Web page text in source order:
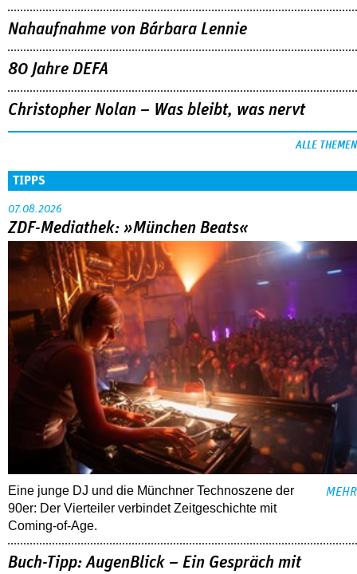
Nahaufnahme von Bárbara Lennie
80 Jahre DEFA
Christopher Nolan – Was bleibt, was nervt
ALLE THEMEN
TIPPS
07.08.2026
ZDF-Mediathek: »München Beats«
Eine junge DJ und die Münchner Technoszene der
90er: Der Vierteiler verbindet Zeitgeschichte mit
Coming-of-Age.
MEHR
Buch-Tipp: AugenBlick – Ein Gespräch mit